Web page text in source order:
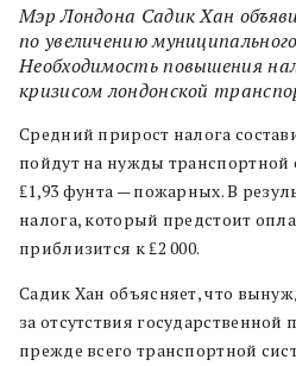
Мэр Лондона Садик Хан
по увеличению
Необходимость повышения
кризисом лондонской
Средний прирост налога
пойдут на нужды
₤1,93 фунта — пожарных. В
налога, который предстоит
приблизится к ₤2 000.
Садик Хан объясняет, что
за отсутствия
прежде всего транспортной